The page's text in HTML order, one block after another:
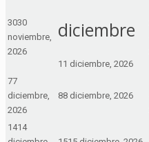
3030
noviembre,
2026
diciembre
1 1 diciembre, 2026
77
diciembre,
2026
88 diciembre, 2026
1414